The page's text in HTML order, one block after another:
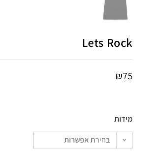
Lets Rock
₪75
מידות
בחירת אפשרות